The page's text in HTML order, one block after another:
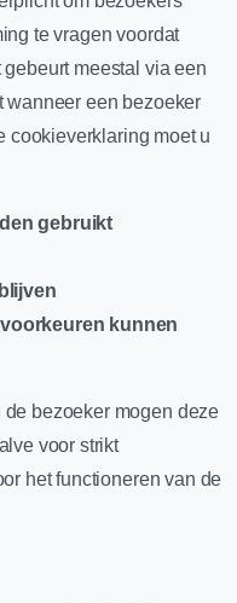
te vragen voordat
meestal via een
wanneer een bezoeker
cookieverklaring moet u
gebruikt
kunnen
bezoeker mogen deze
voor strikt
het functioneren van de